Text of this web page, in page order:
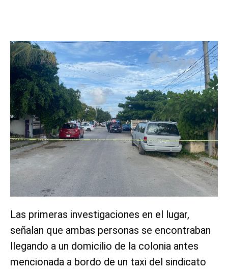
Las primeras investigaciones en el lugar,
señalan que ambas personas se encontraban
llegando a un domicilio de la colonia antes
mencionada a bordo de un taxi del sindicato